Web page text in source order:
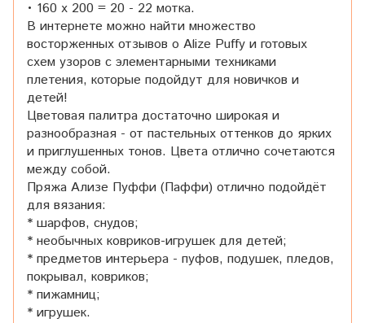
• 160 x 200 = 20 - 22 мотка.
В интернете можно найти множество
восторженных отзывов о Alize Puffy и готовых
схем узоров с элементарными техниками
плетения, которые подойдут для новичков и
детей!
Цветовая палитра достаточно широкая и
разнообразная - от пастельных оттенков до ярких
и приглушенных тонов. Цвета отлично сочетаются
между собой.
Пряжа Ализе Пуффи (Паффи) отлично подойдёт
для вязания:
* шарфов, снудов;
* необычных ковриков-игрушек для детей;
* предметов интерьера - пуфов, подушек, пледов,
покрывал, ковриков;
* пижамниц;
* игрушек.